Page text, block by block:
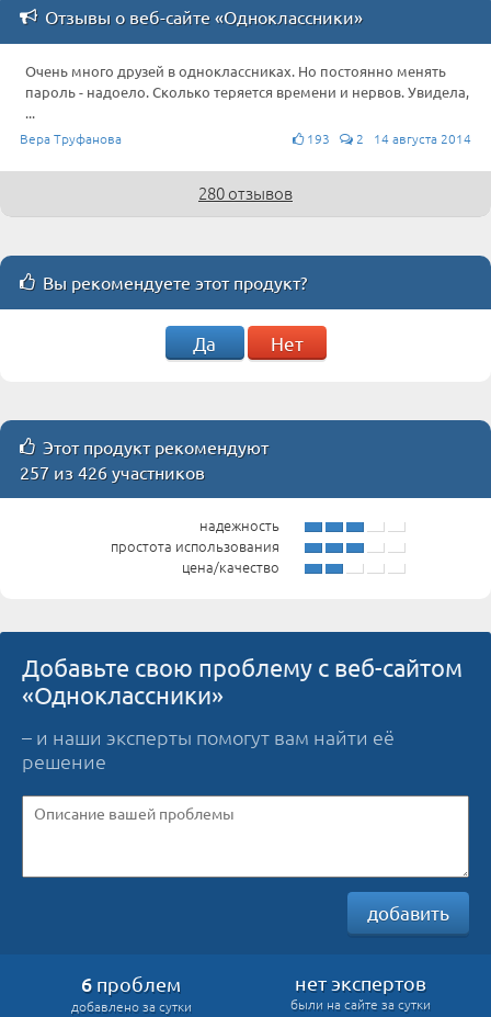
Отзывы о веб-сайте «Одноклассники»
Очень много друзей в одноклассниках. Но постоянно менять
пароль - надоело. Сколько теряется времени и нервов. Увидела,
...
Вера Труфанова 193 2 14 августа 2014
280 отзывов
Вы рекомендуете этот продукт?
Да Нет
Этот продукт рекомендуют
257 из 426 участников
надежность
простота использования
цена/качество
Добавьте свою проблему с веб-сайтом
«Одноклассники»
– и наши эксперты помогут вам найти её
решение
добавить
6 проблем
добавлено за сутки
нет экспертов
были на сайте за сутки